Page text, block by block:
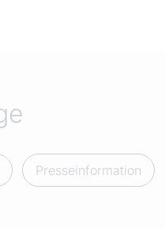
Presseinformation